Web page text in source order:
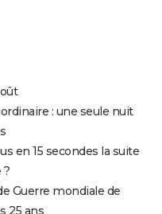
: une seule nuit
en 15 secondes la suite
?
Guerre mondiale de
25 ans